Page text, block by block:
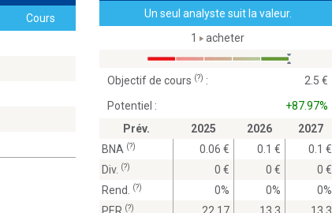
Cours
Un seul analyste suit la valeur.
1 acheter
Objectif de cours (?) :
2.5
Potentiel :
+87.97%
Prév.
2025 2026
2027
BNA (?) 0.06 0.1
0.1
Div. (?) 0 0
0
Rend.
(?) 0% 0%
0%
(?)